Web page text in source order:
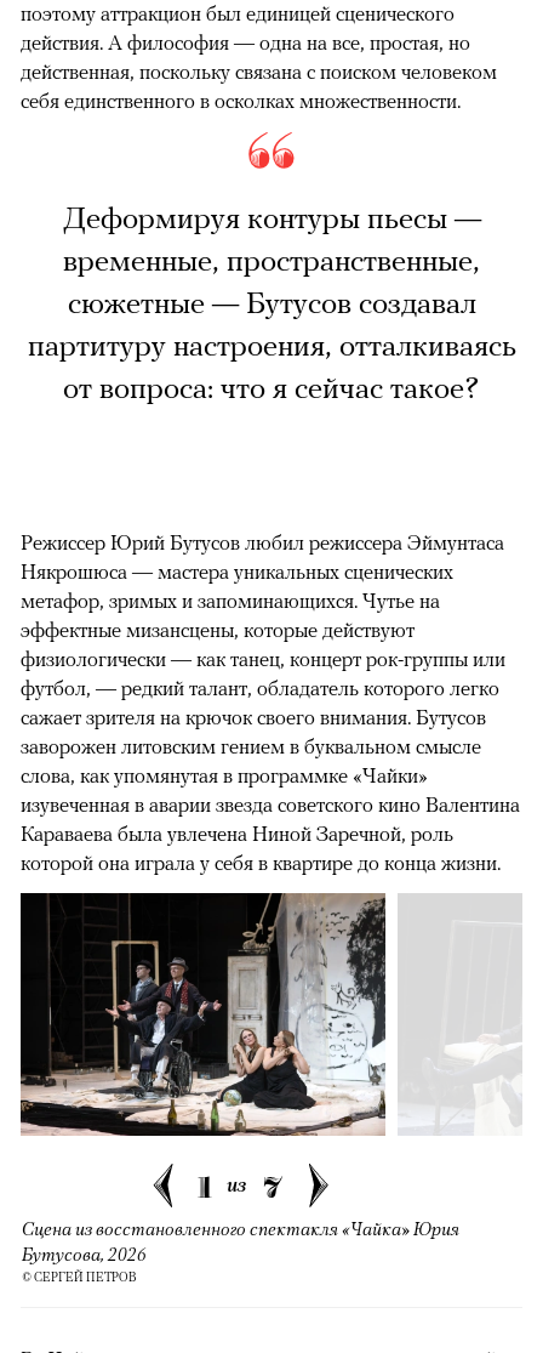
поэтому аттракцион был единицей сценического
действия. А философия — одна на все, простая, но
действенная, поскольку связана с поиском человеком
себя единственного в осколках множественности.
Деформируя контуры пьесы —
временные, пространственные,
сюжетные — Бутусов создавал
партитуру настроения, отталкиваясь
от вопроса: что я сейчас такое?
Режиссер Юрий Бутусов любил режиссера Эймунтаса
Някрошюса — мастера уникальных сценических
метафор, зримых и запоминающихся. Чутье на
эффектные мизансцены, которые действуют
физиологически — как танец, концерт рок-группы или
футбол, — редкий талант, обладатель которого легко
сажает зрителя на крючок своего внимания. Бутусов
заворожен литовским гением в буквальном смысле
слова, как упомянутая в программке «Чайки»
изувеченная в аварии звезда советского кино Валентина
Караваева была увлечена Ниной Заречной, роль
которой она играла у себя в квартире до конца жизни.
1 из 7
Сцена из восстановленного спектакля «Чайка» Юрия
Бутусова, 2026
© СЕРГЕЙ ПЕТРОВ